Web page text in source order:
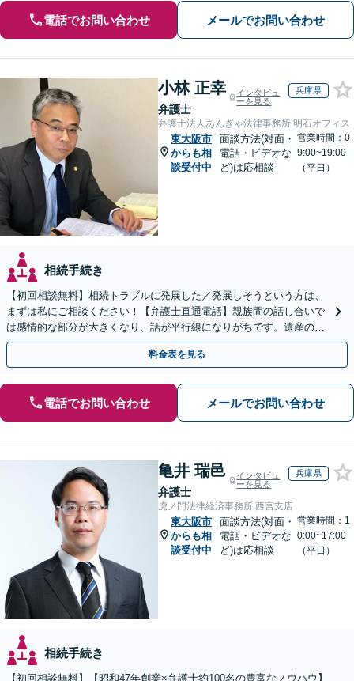
電話でお問い合わせ メールでお問い合わせ
小林 正幸
弁護士
インタビュ
ーを見る
兵庫県
弁護士法人あんぎゃ法律事務所 明石オフィス
東大阪市
からも相
談受付中
面談方法(対面・
電話・ビデオな
ど)は応相談
営業時間：0
9:00~19:00
（平日）
相続手続き
【初回相談無料】相続トラブルに発展した／発展しそうという方は、
まずは私にご相談ください！【弁護士直通電話】親族間の話し合いで
は感情的な部分が大きくなり、話が平行線になりがちです。遺産の使
い込みもご相談ください。泥沼化する前にお電話ください。
料金表を見る
電話でお問い合わせ メールでお問い合わせ
亀井 瑞邑
弁護士
インタビュ
ーを見る
兵庫県
虎ノ門法律経済事務所 西宮支店
東大阪市
からも相
談受付中
面談方法(対面・
電話・ビデオな
ど)は応相談
営業時間：1
0:00~17:00
（平日）
相続手続き
【初回相談無料】【昭和47年創業×弁護士約100名の豊富なノウハウ】